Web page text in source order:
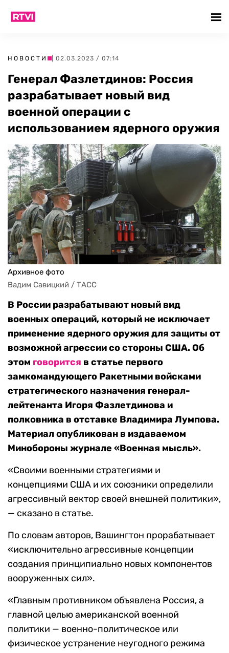
НОВОСТИ | 02.03.2023 / 07:14
Генерал Фазлетдинов: Россия
разрабатывает новый вид
военной операции с
использованием ядерного оружия
Архивное фото
Вадим Савицкий / ТАСС
В России разрабатывают новый вид
военных операций, который не исключает
применение ядерного оружия для защиты от
возможной агрессии со стороны США. Об
этом говорится в статье первого
замкомандующего Ракетными войсками
стратегического назначения генерал-
лейтенанта Игоря Фазлетдинова и
полковника в отставке Владимира Лумпова.
Материал опубликован в издаваемом
Минобороны журнале «Военная мысль».
«Своими военными стратегиями и
концепциями США и их союзники определили
агрессивный вектор своей внешней политики»,
— сказано в статье.
По словам авторов, Вашингтон прорабатывает
«исключительно агрессивные концепции
создания принципиально новых компонентов
вооруженных сил».
«Главным противником объявлена Россия, а
главной целью американской военной
политики — военно-политическое или
физическое устранение неугодного режима